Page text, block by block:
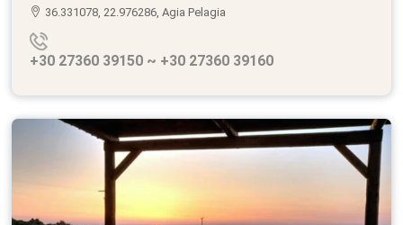
36.331078, 22.976286, Agia Pelagia
+30 27360 39150 ~ +30 27360 39160